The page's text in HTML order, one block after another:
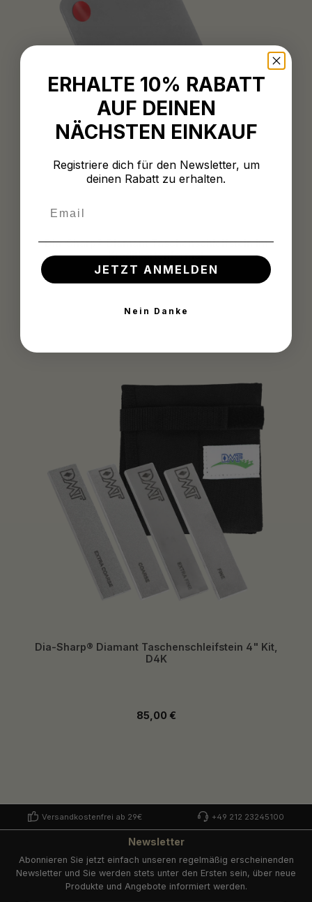
Dia-Sharp® Diamant Taschenschleifstein im
Kreditkartenformat
Regulärer Preis:
15,99 €
Dia-Sharp® Diamant Taschenschleifstein 4" Kit,
D4K
Regulärer Preis:
85,00 €
Versandkostenfrei ab 29€ +49 212 23245100
Newsletter
Abonnieren Sie jetzt einfach unseren regelmäßig erscheinenden
Newsletter und Sie werden stets unter den Ersten sein, über neue
Produkte und Angebote informiert werden.
ERHALTE 10% RABATT
AUF DEINEN
NÄCHSTEN EINKAUF
Registriere dich für den Newsletter, um
deinen Rabatt zu erhalten.
JETZT ANMELDEN
Nein Danke